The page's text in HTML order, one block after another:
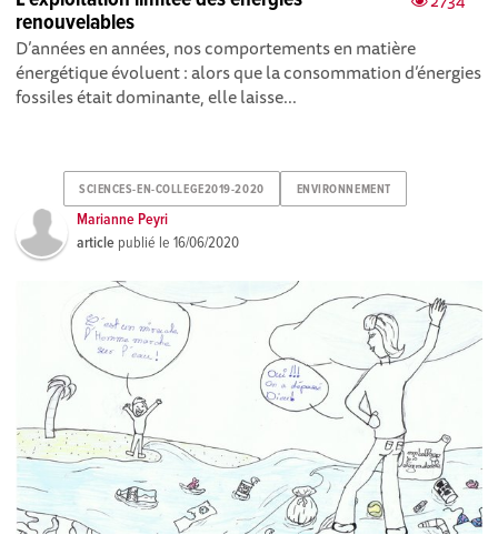
renouvelables
D’années en années, nos comportements en matière
énergétique évoluent : alors que la consommation d’énergies
fossiles était dominante, elle laisse...
SCIENCES-EN-COLLEGE2019-2020 ENVIRONNEMENT
Marianne Peyri
article publié le16/06/2020